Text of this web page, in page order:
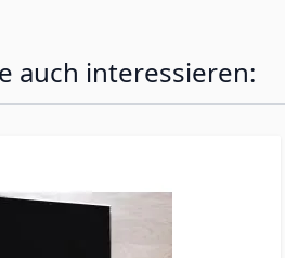
auch interessieren: